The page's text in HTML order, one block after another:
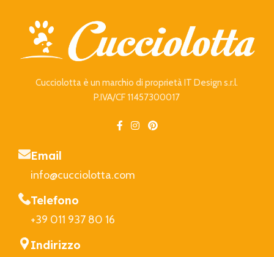
Cucciolotta è un marchio di proprietà IT Design s.r.l.
P.IVA/CF 11457300017
Email
info@cucciolotta.com
Telefono
+39 011 937 80 16
Indirizzo